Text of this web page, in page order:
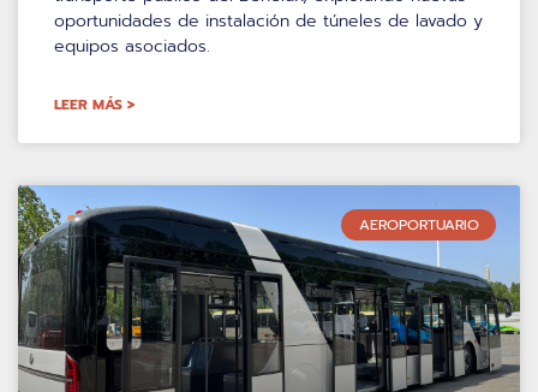
oportunidades de instalación de túneles de lavado y
equipos asociados.
LEER MÁS >
AEROPORTUARIO